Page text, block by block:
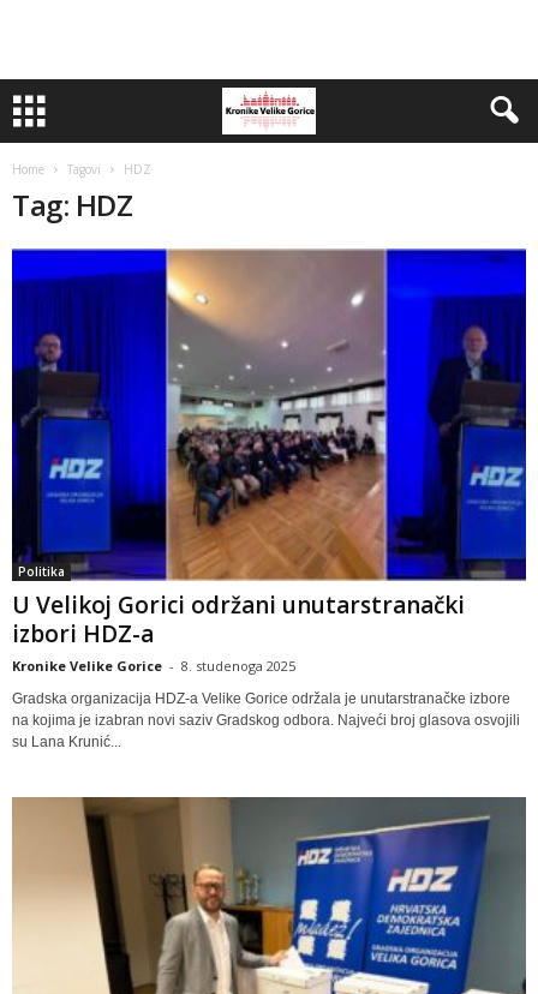
Home Tagovi HDZ
Tag: HDZ
Politika
U Velikoj Gorici održani unutarstranački
izbori HDZ-a
Kronike Velike Gorice - 8. studenoga 2025
Gradska organizacija HDZ-a Velike Gorice održala je unutarstranačke izbore
na kojima je izabran novi saziv Gradskog odbora. Najveći broj glasova osvojili
su Lana Krunić...